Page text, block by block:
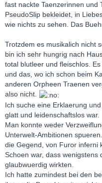
fast nackte Taenzerinnen und
PseudoSlip bekleidet, in
wie nichts zu sehen. Das
Trotzdem es musikalich nicht
bin ich sehr hungrig nach
total blutleer und fleischlos.
und das, wo ich schon beim
anderen Orpheen Traenen
also nicht.
Ich suche eine Erklaerung
glatt und leidenschaftslos war.
Man konnte weder
Unterwelt-Ambitionen
die Gegend, von Furor inferni
Schoen war, dass wenigstens
glaubwuerdig wirkten.
Ich hatte zumindest bei den